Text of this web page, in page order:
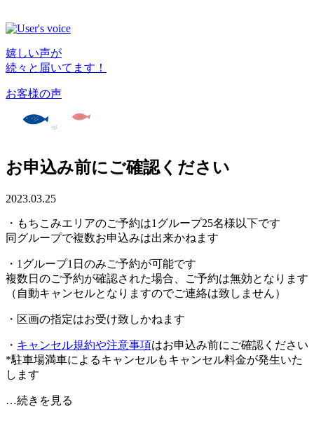
嬉しい声が
続々と届いてます！
お客様の声
お申込み前にご確認ください
2023.03.25
・もちこみエリアのご予約は1グループ25名様以下です
同グループで複数お申込みは出来かねます
・1グループ1日のみご予約が可能です
複数日のご予約が確認された場合、ご予約は無効となります
（自動キャンセルとなりますのでご連絡は致しません）
・区画の指定はお受け致しかねます
・ キャンセル規約や注意事項はお申込み前にご確認ください
*駐車場満車によるキャンセルもキャンセル料金が発生いた
します
…続きを見る